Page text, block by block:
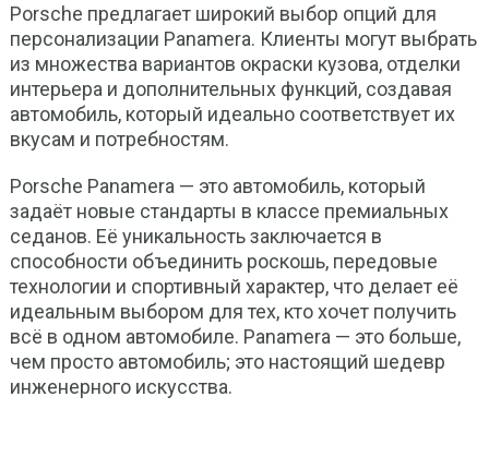
Porsche предлагает широкий выбор опций для
персонализации Panamera. Клиенты могут выбрать
из множества вариантов окраски кузова, отделки
интерьера и дополнительных функций, создавая
автомобиль, который идеально соответствует их
вкусам и потребностям.
Porsche Panamera — это автомобиль, который
задаёт новые стандарты в классе премиальных
седанов. Её уникальность заключается в
способности объединить роскошь, передовые
технологии и спортивный характер, что делает её
идеальным выбором для тех, кто хочет получить
всё в одном автомобиле. Panamera — это больше,
чем просто автомобиль; это настоящий шедевр
инженерного искусства.